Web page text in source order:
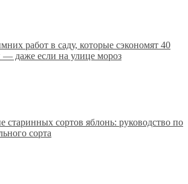
работ в саду, которые сэкономят 40
— даже если на улице мороз
старинных сортов яблонь: руководство по
сорта